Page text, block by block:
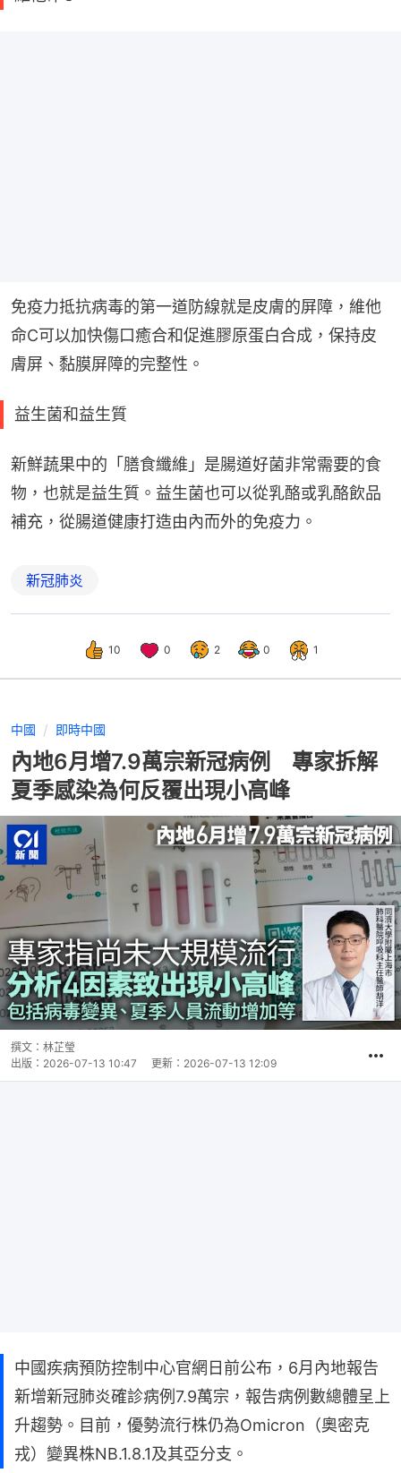
免疫力抵抗病毒的第一道防線就是皮膚的屏障，維他
命C可以加快傷口癒合和促進膠原蛋白合成，保持皮
膚屏、黏膜屏障的完整性。
益生菌和益生質
新鮮蔬果中的「膳食纖維」是腸道好菌非常需要的食
物，也就是益生質。益生菌也可以從乳酪或乳酪飲品
補充，從腸道健康打造由內而外的免疫力。
新冠肺炎
10 0 2 0 1
中國 即時中國
內地6月增7.9萬宗新冠病例 專家拆解
夏季感染為何反覆出現小高峰
撰文： 林芷瑩
出版： 2026-07-13 10:47 更新： 2026-07-13 12:09
中國疾病預防控制中心官網日前公布，6月內地報告
新增新冠肺炎確診病例7.9萬宗，報告病例數總體呈上
升趨勢。目前，優勢流行株仍為Omicron（奧密克
戎）變異株NB.1.8.1及其亞分支。